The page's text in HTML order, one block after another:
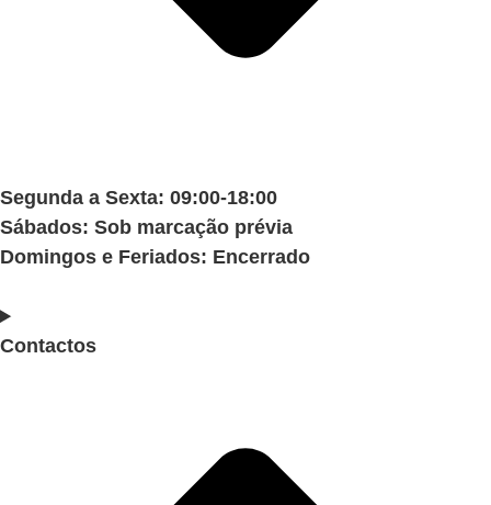
Segunda a Sexta: 09:00-18:00
Sábados: Sob marcação prévia
Domingos e Feriados: Encerrado
Contactos